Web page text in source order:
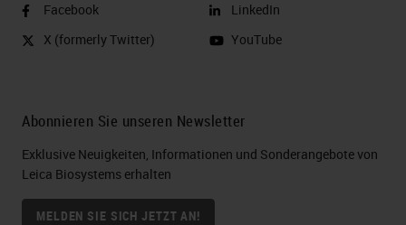
Facebook
X (formerly Twitter)
LinkedIn
YouTube
Abonnieren Sie unseren Newsletter
Exklusive Neuigkeiten, Informationen und Sonderangebote von
Leica Biosystems erhalten
MELDEN SIE SICH JETZT AN!